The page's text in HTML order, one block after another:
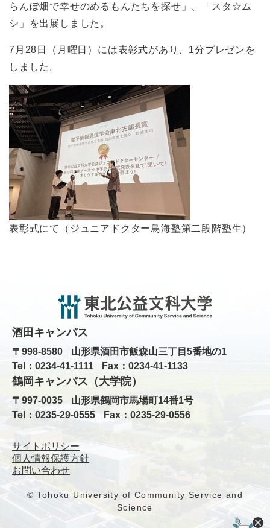
らんぼ畑で幸せのめるもんたちを探せ」、「スタ☆ム
シ」を出展しました。
7月28日（月曜日）には表彰式があり、1分プレゼンを
しました。
表彰式にて（ジュニアドクター鳥海塾第二段階塾生）
酒田キャンパス
〒998-8580
山形県酒田市飯森山三丁目5番地の1
Tel：0234-41-1111
Fax：0234-41-1133
鶴岡キャンパス（大学院）
〒997-0035
山形県鶴岡市馬場町14番1号
Tel：0235-29-0555
Fax：0235-29-0556
サイトポリシー
個人情報保護方針
お問い合わせ
© Tohoku University of Community Service and
Science